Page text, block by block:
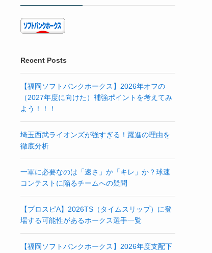
Recent Posts
【福岡ソフトバンクホークス】2026年オフの
（2027年度に向けた）補強ポイントを考えてみ
よう！！！
埼玉西武ライオンズが強すぎる！躍進の理由を
徹底分析
一軍に必要なのは「速さ」か「キレ」か？球速
コンテストに陥るチームへの疑問
【プロスピA】2026TS（タイムスリップ）に登
場する可能性があるホークス選手一覧
【福岡ソフトバンクホークス】2026年度支配下